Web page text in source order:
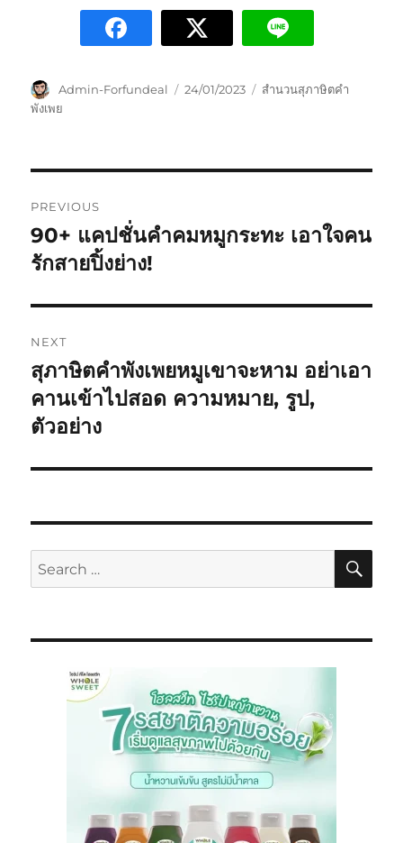
Admin-Forfundeal 24/01/2023
สำนวนสุภาษิตคำ
พังเพย
PREVIOUS
90+ แคปชั่นคำคมหมูกระทะ เอาใจคน
รักสายปิ้งย่าง!
NEXT
สุภาษิตคำพังเพยหมูเขาจะหาม อย่าเอา
คานเข้าไปสอด ความหมาย, รูป,
ตัวอย่าง